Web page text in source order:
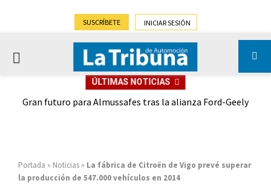
SUSCRÍBETE INICIAR SESIÓN
PRIMARY
ÚLTIMAS NOTICIAS
Gran futuro para Almussafes tras la alianza Ford-Geely
Portada » Noticias » La fábrica de Citroën de Vigo prevé superar
la producción de 547.000 vehículos en 2014